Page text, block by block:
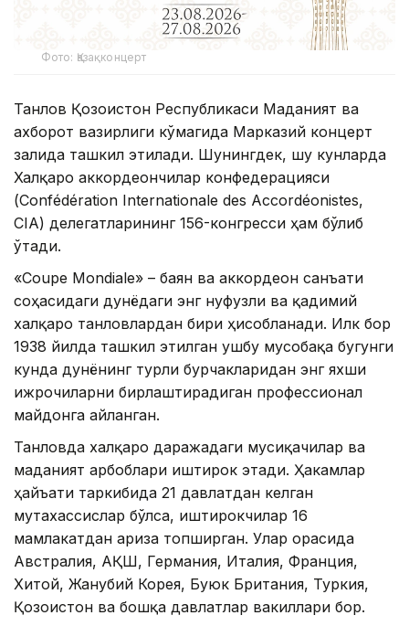
Фото: Қазақконцерт
Танлов Қозоғистон Республикаси Маданият ва
ахборот вазирлиги кўмагида Марказий концерт
залида ташкил этилади. Шунингдек, шу кунларда
Халқаро аккордеончилар конфедерацияси
(Confédération Internationale des Accordéonistes,
CIA) делегатларининг 156-конгресси ҳам бўлиб
ўтади.
«Coupe Mondiale» – баян ва аккордеон санъати
соҳасидаги дунёдаги энг нуфузли ва қадимий
халқаро танловлардан бири ҳисобланади. Илк бор
1938 йилда ташкил этилган ушбу мусобақа бугунги
кунда дунёнинг турли бурчакларидан энг яхши
ижрочиларни бирлаштирадиган профессионал
майдонга айланган.
Танловда халқаро даражадаги мусиқачилар ва
маданият арбоблари иштирок этади. Ҳакамлар
ҳайъати таркибида 21 давлатдан келган
мутахассислар бўлса, иштирокчилар 16
мамлакатдан ариза топширган. Улар орасида
Австралия, АҚШ, Германия, Италия, Франция,
Хитой, Жанубий Корея, Буюк Британия, Туркия,
Қозоғистон ва бошқа давлатлар вакиллари бор.